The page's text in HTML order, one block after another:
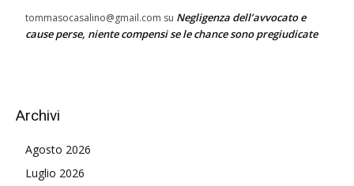
tommasocasalino@gmail.com su Negligenza dell’avvocato e
cause perse, niente compensi se le chance sono pregiudicate
Archivi
Agosto 2026
Luglio 2026